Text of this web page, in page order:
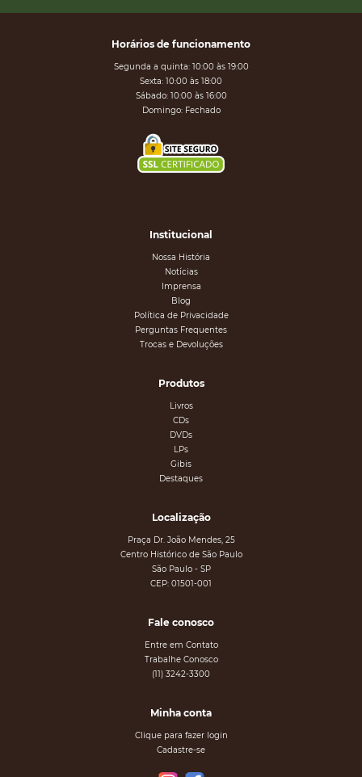
Horários de funcionamento
Segunda a quinta: 10:00 às 19:00
Sexta: 10:00 às 18:00
Sábado: 10:00 às 16:00
Domingo: Fechado
Institucional
Nossa História
Notícias
Imprensa
Blog
Política de Privacidade
Perguntas Frequentes
Trocas e Devoluções
Produtos
Livros
CDs
DVDs
LPs
Gibis
Destaques
Localização
Praça Dr. João Mendes, 25
Centro Histórico de São Paulo
São Paulo - SP
CEP: 01501-001
Fale conosco
Entre em Contato
Trabalhe Conosco
(11) 3242-3300
Minha conta
Clique para fazer login
Cadastre-se